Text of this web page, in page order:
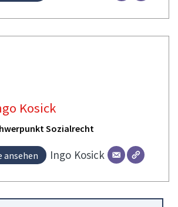
Kosick
Sozialrecht
ansehen Ingo Kosick